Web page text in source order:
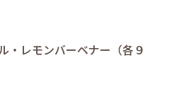
・レモンバーベナー（各９